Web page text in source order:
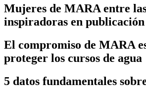
Mujeres de MARA entre
inspiradoras en
El compromiso de MARA
proteger los cursos de agua
5 datos fundamentales